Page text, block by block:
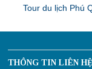
Tour du lịch Phú
THÔNG TIN LIÊN HỆ